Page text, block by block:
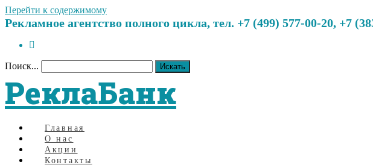
Перейти к содержимому
Рекламное агентство полного цикла, тел. +7 (499) 577-00-20, +7
Поиск... Искать
РеклаБанк
Главная
О нас
Акции
Контакты